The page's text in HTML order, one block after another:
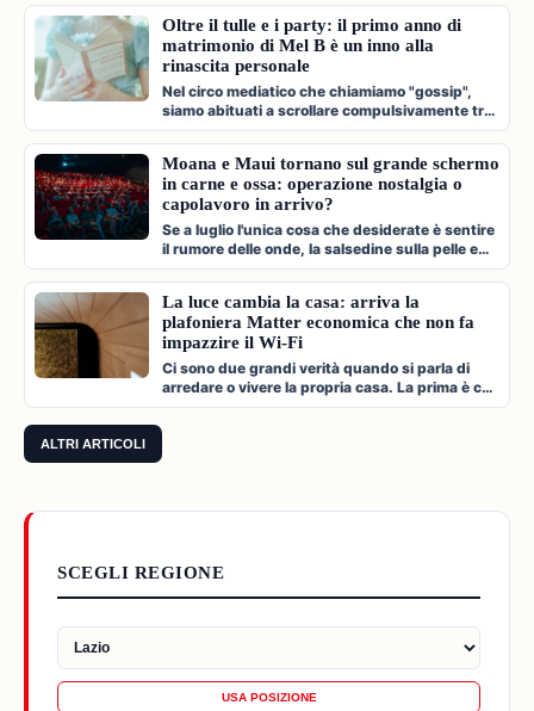
Oltre il tulle e i party: il primo anno di
matrimonio di Mel B è un inno alla
rinascita personale
Nel circo mediatico che chiamiamo "gossip",
siamo abituati a scrollare compulsivamente tra
paparazzate fugaci, divorzi a…
Moana e Maui tornano sul grande schermo
in carne e ossa: operazione nostalgia o
capolavoro in arrivo?
Se a luglio l'unica cosa che desiderate è sentire
il rumore delle onde, la salsedine sulla pelle e
cantare a squarciagol…
La luce cambia la casa: arriva la
plafoniera Matter economica che non fa
impazzire il Wi-Fi
Ci sono due grandi verità quando si parla di
arredare o vivere la propria casa. La prima è che
l'illuminazione è l'archi…
ALTRI ARTICOLI
SCEGLI REGIONE
USA POSIZIONE